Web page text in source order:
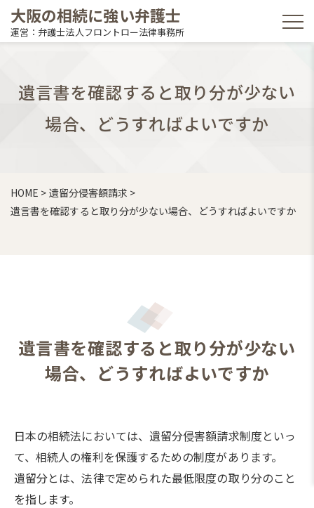
大阪の相続に強い弁護士
運営：弁護士法人フロントロー法律事務所
遺言書を確認すると取り分が少ない
場合、どうすればよいですか
HOME > 遺留分侵害額請求 >
遺言書を確認すると取り分が少ない場合、どうすればよいですか
遺言書を確認すると取り分が少ない
場合、どうすればよいですか
日本の相続法においては、遺留分侵害額請求制度といっ
て、相続人の権利を保護するための制度があります。
遺留分とは、法律で定められた最低限度の取り分のこと
を指します。